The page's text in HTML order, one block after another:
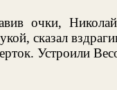
очки,
сказал
Устроили